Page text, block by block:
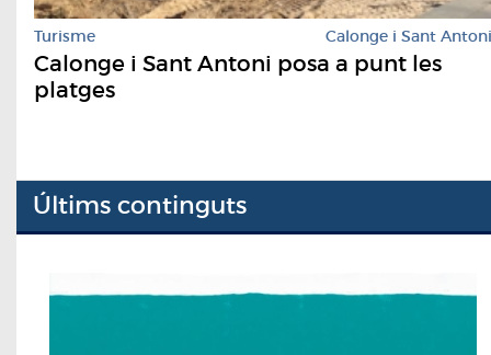
Turisme Calonge i Sant Antoni
Calonge i Sant Antoni posa a punt les
platges
Últims continguts